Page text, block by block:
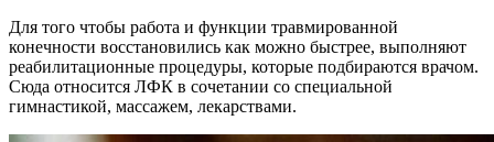
Для того чтобы работа и функции травмированной
конечности восстановились как можно быстрее, выполняют
реабилитационные процедуры, которые подбираются врачом.
Сюда относится ЛФК в сочетании со специальной
гимнастикой, массажем, лекарствами.